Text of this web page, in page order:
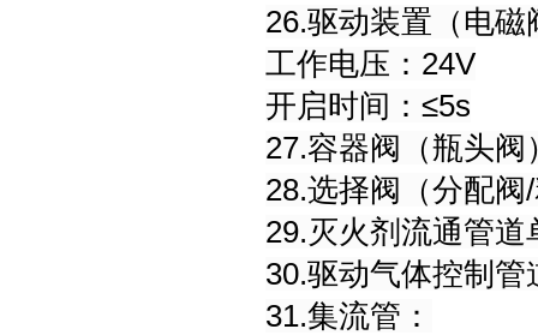
26.驱动装置（电磁
工作电压：24V
开启时间：≤5s
27.容器阀（瓶头
28.选择阀（分配阀
29.灭火剂流通管道
30.驱动气体控制管
31.集流管：